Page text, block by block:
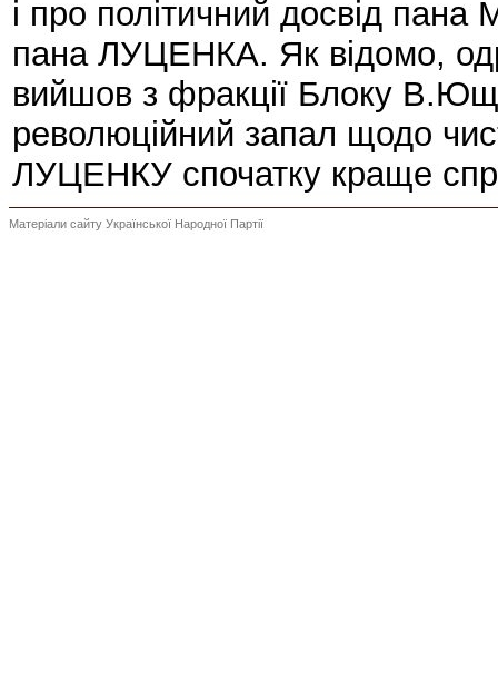
і про політичний досвід
пана ЛУЦЕНКА. Як відомо,
вийшов з фракції Блоку
революційний запал щодо
ЛУЦЕНКУ спочатку краще
Матеріали сайту Української Народної Партії